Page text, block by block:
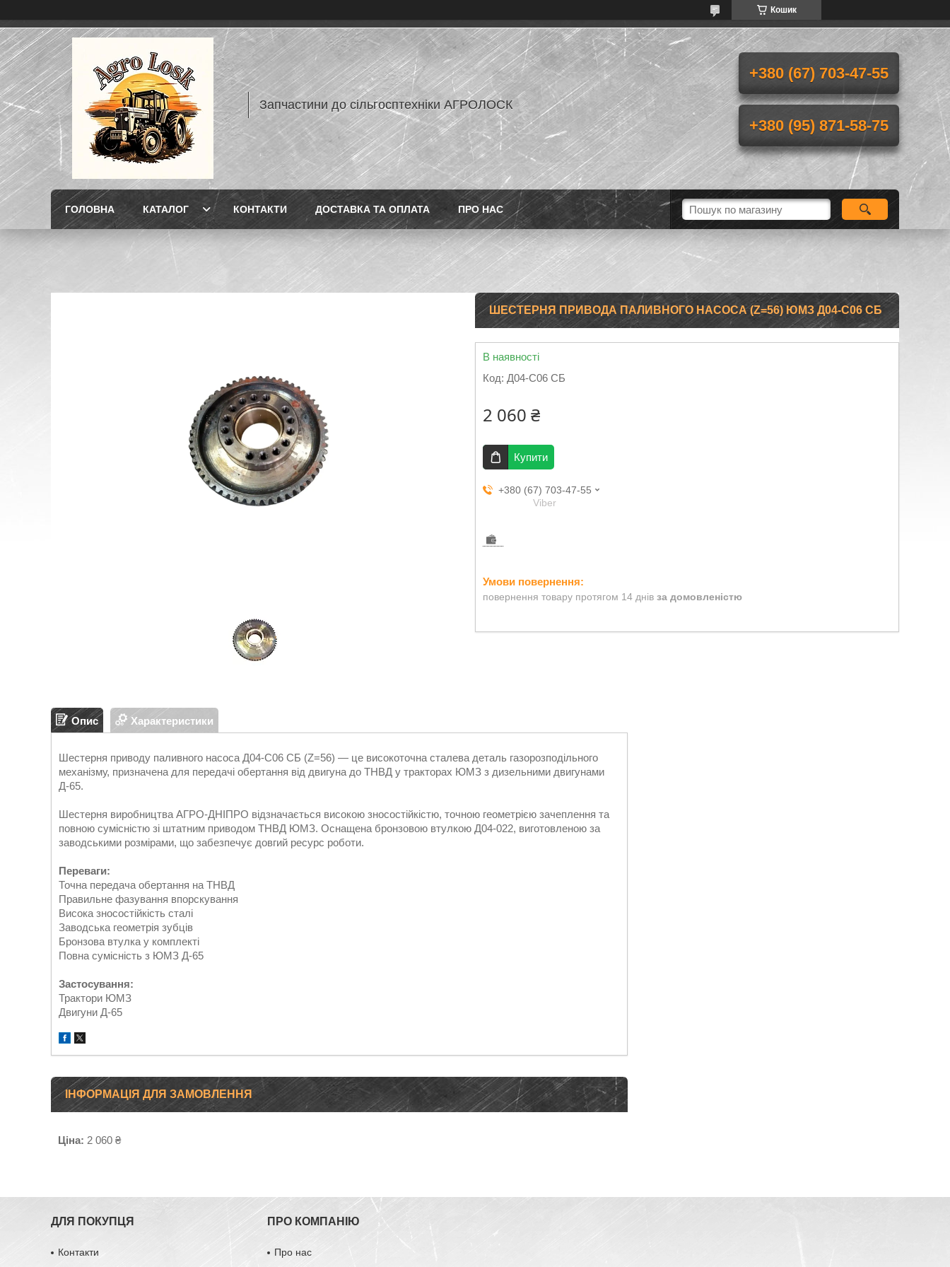
Кошик
Запчастини до сільгосптехніки АГРОЛОСК
+380 (67) 703-47-55
+380 (95) 871-58-75
ГОЛОВНА КАТАЛОГ КОНТАКТИ ДОСТАВКА ТА ОПЛАТА ПРО НАС
ШЕСТЕРНЯ ПРИВОДА ПАЛИВНОГО НАСОСА (Z=56) ЮМЗ Д04-С06 СБ
В наявності
Код: Д04-С06 СБ
2 060 ₴
Купити
+380 (67) 703-47-55
Viber
повернення товару протягом 14 днів за домовленістю
Опис Характеристики
Шестерня приводу паливного насоса Д04-С06 СБ (Z=56) — це високоточна сталева деталь газорозподільного
механізму, призначена для передачі обертання від двигуна до ТНВД у тракторах ЮМЗ з дизельними двигунами
Д-65.
Шестерня виробництва АГРО-ДНІПРО відзначається високою зносостійкістю, точною геометрією зачеплення та
повною сумісністю зі штатним приводом ТНВД ЮМЗ. Оснащена бронзовою втулкою Д04-022, виготовленою за
заводськими розмірами, що забезпечує довгий ресурс роботи.
Переваги:
Точна передача обертання на ТНВД
Правильне фазування впорскування
Висока зносостійкість сталі
Заводська геометрія зубців
Бронзова втулка у комплекті
Повна сумісність з ЮМЗ Д-65
Застосування:
Трактори ЮМЗ
Двигуни Д-65
ІНФОРМАЦІЯ ДЛЯ ЗАМОВЛЕННЯ
Ціна: 2 060 ₴
ДЛЯ ПОКУПЦЯ
Контакти
ПРО КОМПАНІЮ
Про нас